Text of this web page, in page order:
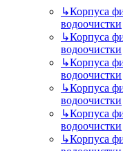
↳Корпуса
водоочистки
↳Корпуса
водоочистки
↳Корпуса
водоочистки
↳Корпуса
водоочистки
↳Корпуса
водоочистки
↳Корпуса